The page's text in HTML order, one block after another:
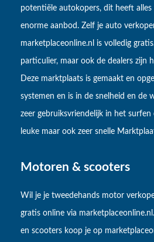
potentiële autokopers, dit heeft
enorme aanbod. Zelf je auto
marketplaceonline.nl is volledig
particulier, maar ook de dealers zijn
Deze marktplaats is gemaakt en
systemen en is in de snelheid en de
zeer gebruiksvriendelijk in het
leuke maar ook zeer snelle
Motoren & scooters
Wil je je tweedehands motor
gratis online via
en scooters koop je op